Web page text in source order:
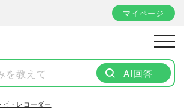
マイページ
AI回答
ビ・レコーダー